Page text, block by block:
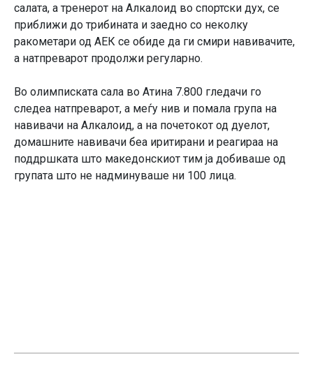
салата, а тренерот на Алкалоид во спортски дух, се
приближи до трибината и заедно со неколку
ракометари од АЕК се обиде да ги смири навивачите,
а натпреварот продолжи регуларно.
Во олимписката сала во Атина 7.800 гледачи го
следеа натпреварот, а меѓу нив и помала група на
навивачи на Алкалоид, а на почетокот од дуелот,
домашните навивачи беа иритирани и реагираа на
поддршката што македонскиот тим ја добиваше од
групата што не надминуваше ни 100 лица.